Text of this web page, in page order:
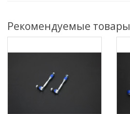
Рекомендуемые товары